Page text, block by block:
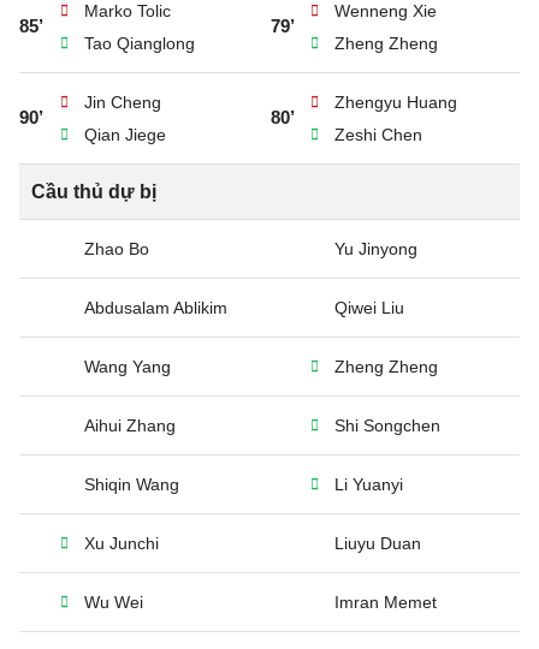
85’
Marko Tolic
Tao Qianglong
79’
Wenneng Xie
Zheng Zheng
90’
Jin Cheng
Qian Jiege
80’
Zhengyu Huang
Zeshi Chen
Cầu thủ dự bị
Zhao Bo Yu Jinyong
Abdusalam Ablikim Qiwei Liu
Wang Yang Zheng Zheng
Aihui Zhang Shi Songchen
Shiqin Wang Li Yuanyi
Xu Junchi Liuyu Duan
Wu Wei Imran Memet